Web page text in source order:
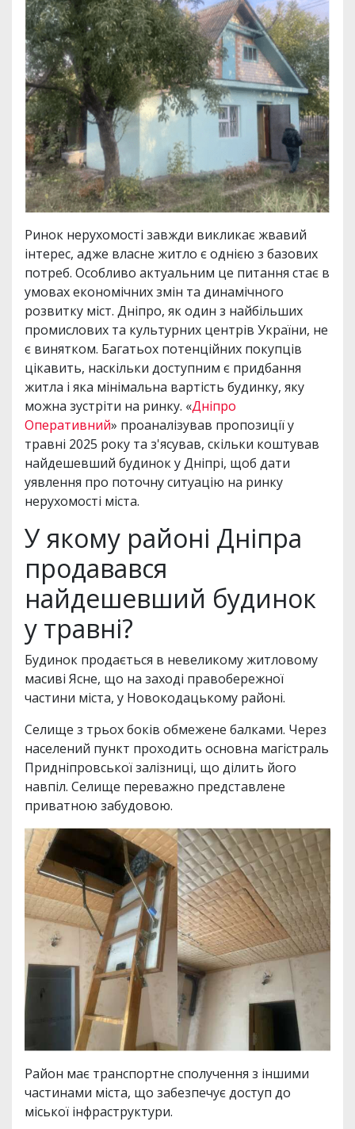
Ринок нерухомості завжди викликає жвавий
інтерес, адже власне житло є однією з базових
потреб. Особливо актуальним це питання стає в
умовах економічних змін та динамічного
розвитку міст. Дніпро, як один з найбільших
промислових та культурних центрів України, не
є винятком. Багатьох потенційних покупців
цікавить, наскільки доступним є придбання
житла і яка мінімальна вартість будинку, яку
можна зустріти на ринку. «Дніпро
Оперативний» проаналізував пропозиції у
травні 2025 року та з'ясував, скільки коштував
найдешевший будинок у Дніпрі, щоб дати
уявлення про поточну ситуацію на ринку
нерухомості міста.
У якому районі Дніпра
продавався
найдешевший будинок
у травні?
Будинок продається в невеликому житловому
масиві Ясне, що на заході правобережної
частини міста, у Новокодацькому районі.
Селище з трьох боків обмежене балками. Через
населений пункт проходить основна магістраль
Придніпровської залізниці, що ділить його
навпіл. Селище переважно представлене
приватною забудовою.
Район має транспортне сполучення з іншими
частинами міста, що забезпечує доступ до
міської інфраструктури.